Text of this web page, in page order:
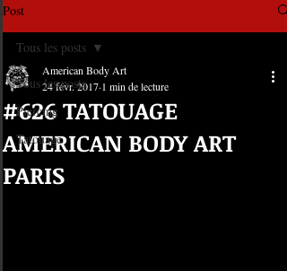
Post
Tous les posts
Piercing
Tatouage
Tous les posts
#626 TATOUAGE
AMERICAN BODY ART
PARIS
American Body Art
24 févr. 2017 1 min de lecture